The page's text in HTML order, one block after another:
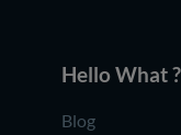
Hello What ?
Blog